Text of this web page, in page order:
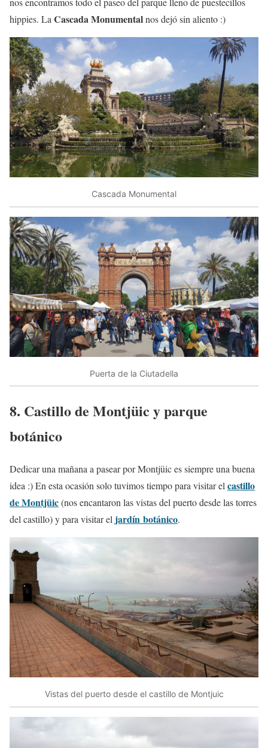
hippies. La Cascada Monumentalnos dejó sin aliento :)
Cascada Monumental
Puerta de la Ciutadella
8. Castillo de Montjüic y parque
botánico
Dedicar una mañana a pasear por Montjüic es siempre una buena
idea :) En esta ocasión solo tuvimos tiempo para visitar elcastillo
de Montjüic(nos encantaron las vistas del puerto desde las torres
del castillo) y para visitar el jardín botánico.
Vistas del puerto desde el castillo de Montjuic